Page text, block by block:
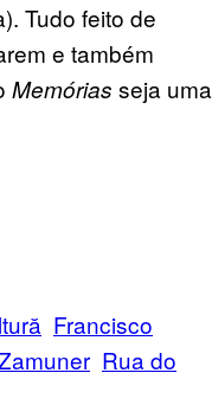
Tudo feito de
e também
Memórias seja uma
Francisco
Rua do